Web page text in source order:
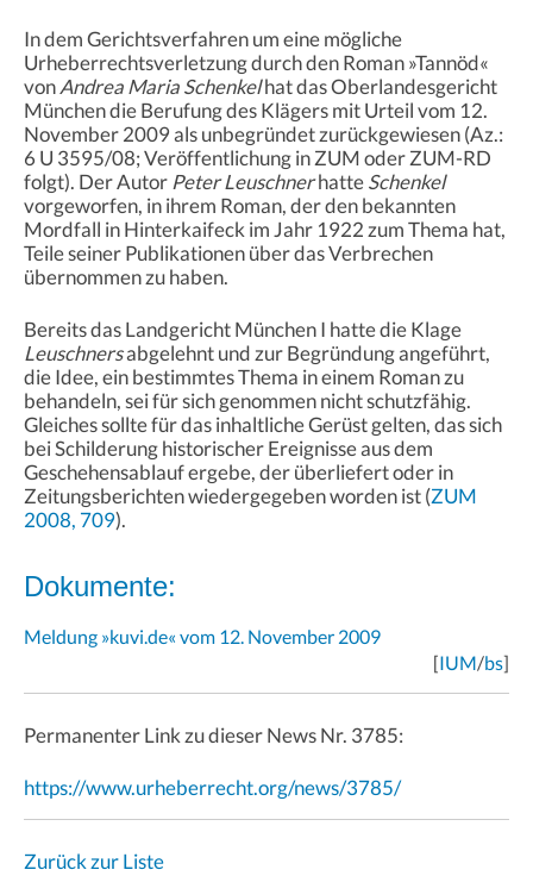
In dem Gerichtsverfahren um eine mögliche
Urheberrechtsverletzung durch den Roman »Tannöd«
vonAndrea Maria Schenkelhat das Oberlandesgericht
München die Berufung des Klägers mit Urteil vom 12.
November 2009 als unbegründet zurückgewiesen (Az.:
6 U 3595/08; Veröffentlichung in ZUM oder ZUM-RD
folgt). Der Autor Peter LeuschnerhatteSchenkel
vorgeworfen, in ihrem Roman, der den bekannten
Mordfall in Hinterkaifeck im Jahr 1922 zum Thema hat,
Teile seiner Publikationen über das Verbrechen
übernommen zu haben.
Bereits das Landgericht München I hatte die Klage
Leuschnersabgelehnt und zur Begründung angeführt,
die Idee, ein bestimmtes Thema in einem Roman zu
behandeln, sei für sich genommen nicht schutzfähig.
Gleiches sollte für das inhaltliche Gerüst gelten, das sich
bei Schilderung historischer Ereignisse aus dem
Geschehensablauf ergebe, der überliefert oder in
Zeitungsberichten wiedergegeben worden ist (ZUM
2008, 709).
Dokumente:
Meldung »kuvi.de« vom 12. November 2009
[IUM/bs]
Permanenter Link zu dieser News Nr. 3785:
https://www.urheberrecht.org/news/3785/
Zurück zur Liste